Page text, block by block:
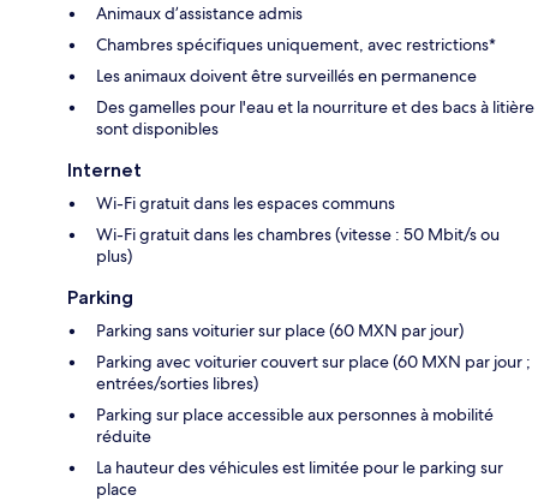
Animaux d’assistance admis
Chambres spécifiques uniquement, avec restrictions*
Les animaux doivent être surveillés en permanence
Des gamelles pour l'eau et la nourriture et des bacs à litière
sont disponibles
Internet
Wi-Fi gratuit dans les espaces communs
Wi-Fi gratuit dans les chambres (vitesse : 50 Mbit/s ou
plus)
Parking
Parking sans voiturier sur place (60 MXN par jour)
Parking avec voiturier couvert sur place (60 MXN par jour ;
entrées/sorties libres)
Parking sur place accessible aux personnes à mobilité
réduite
La hauteur des véhicules est limitée pour le parking sur
place